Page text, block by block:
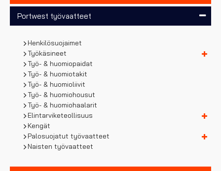
Portwest työvaatteet
Henkilösuojaimet
Työkäsineet
Työ- & huomiopaidat
Työ- & huomiotakit
Työ- & huomioliivit
Työ- & huomiohousut
Työ- & huomiohaalarit
Elintarviketeollisuus
Kengät
Palosuojatut työvaatteet
Naisten työvaatteet